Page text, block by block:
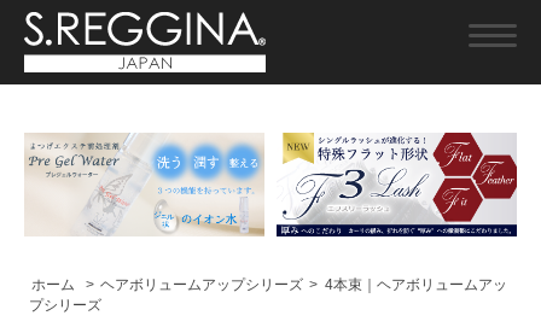
ホーム > ヘアボリュームアップシリーズ > 4本束｜ヘアボリュームアッ
プシリーズ